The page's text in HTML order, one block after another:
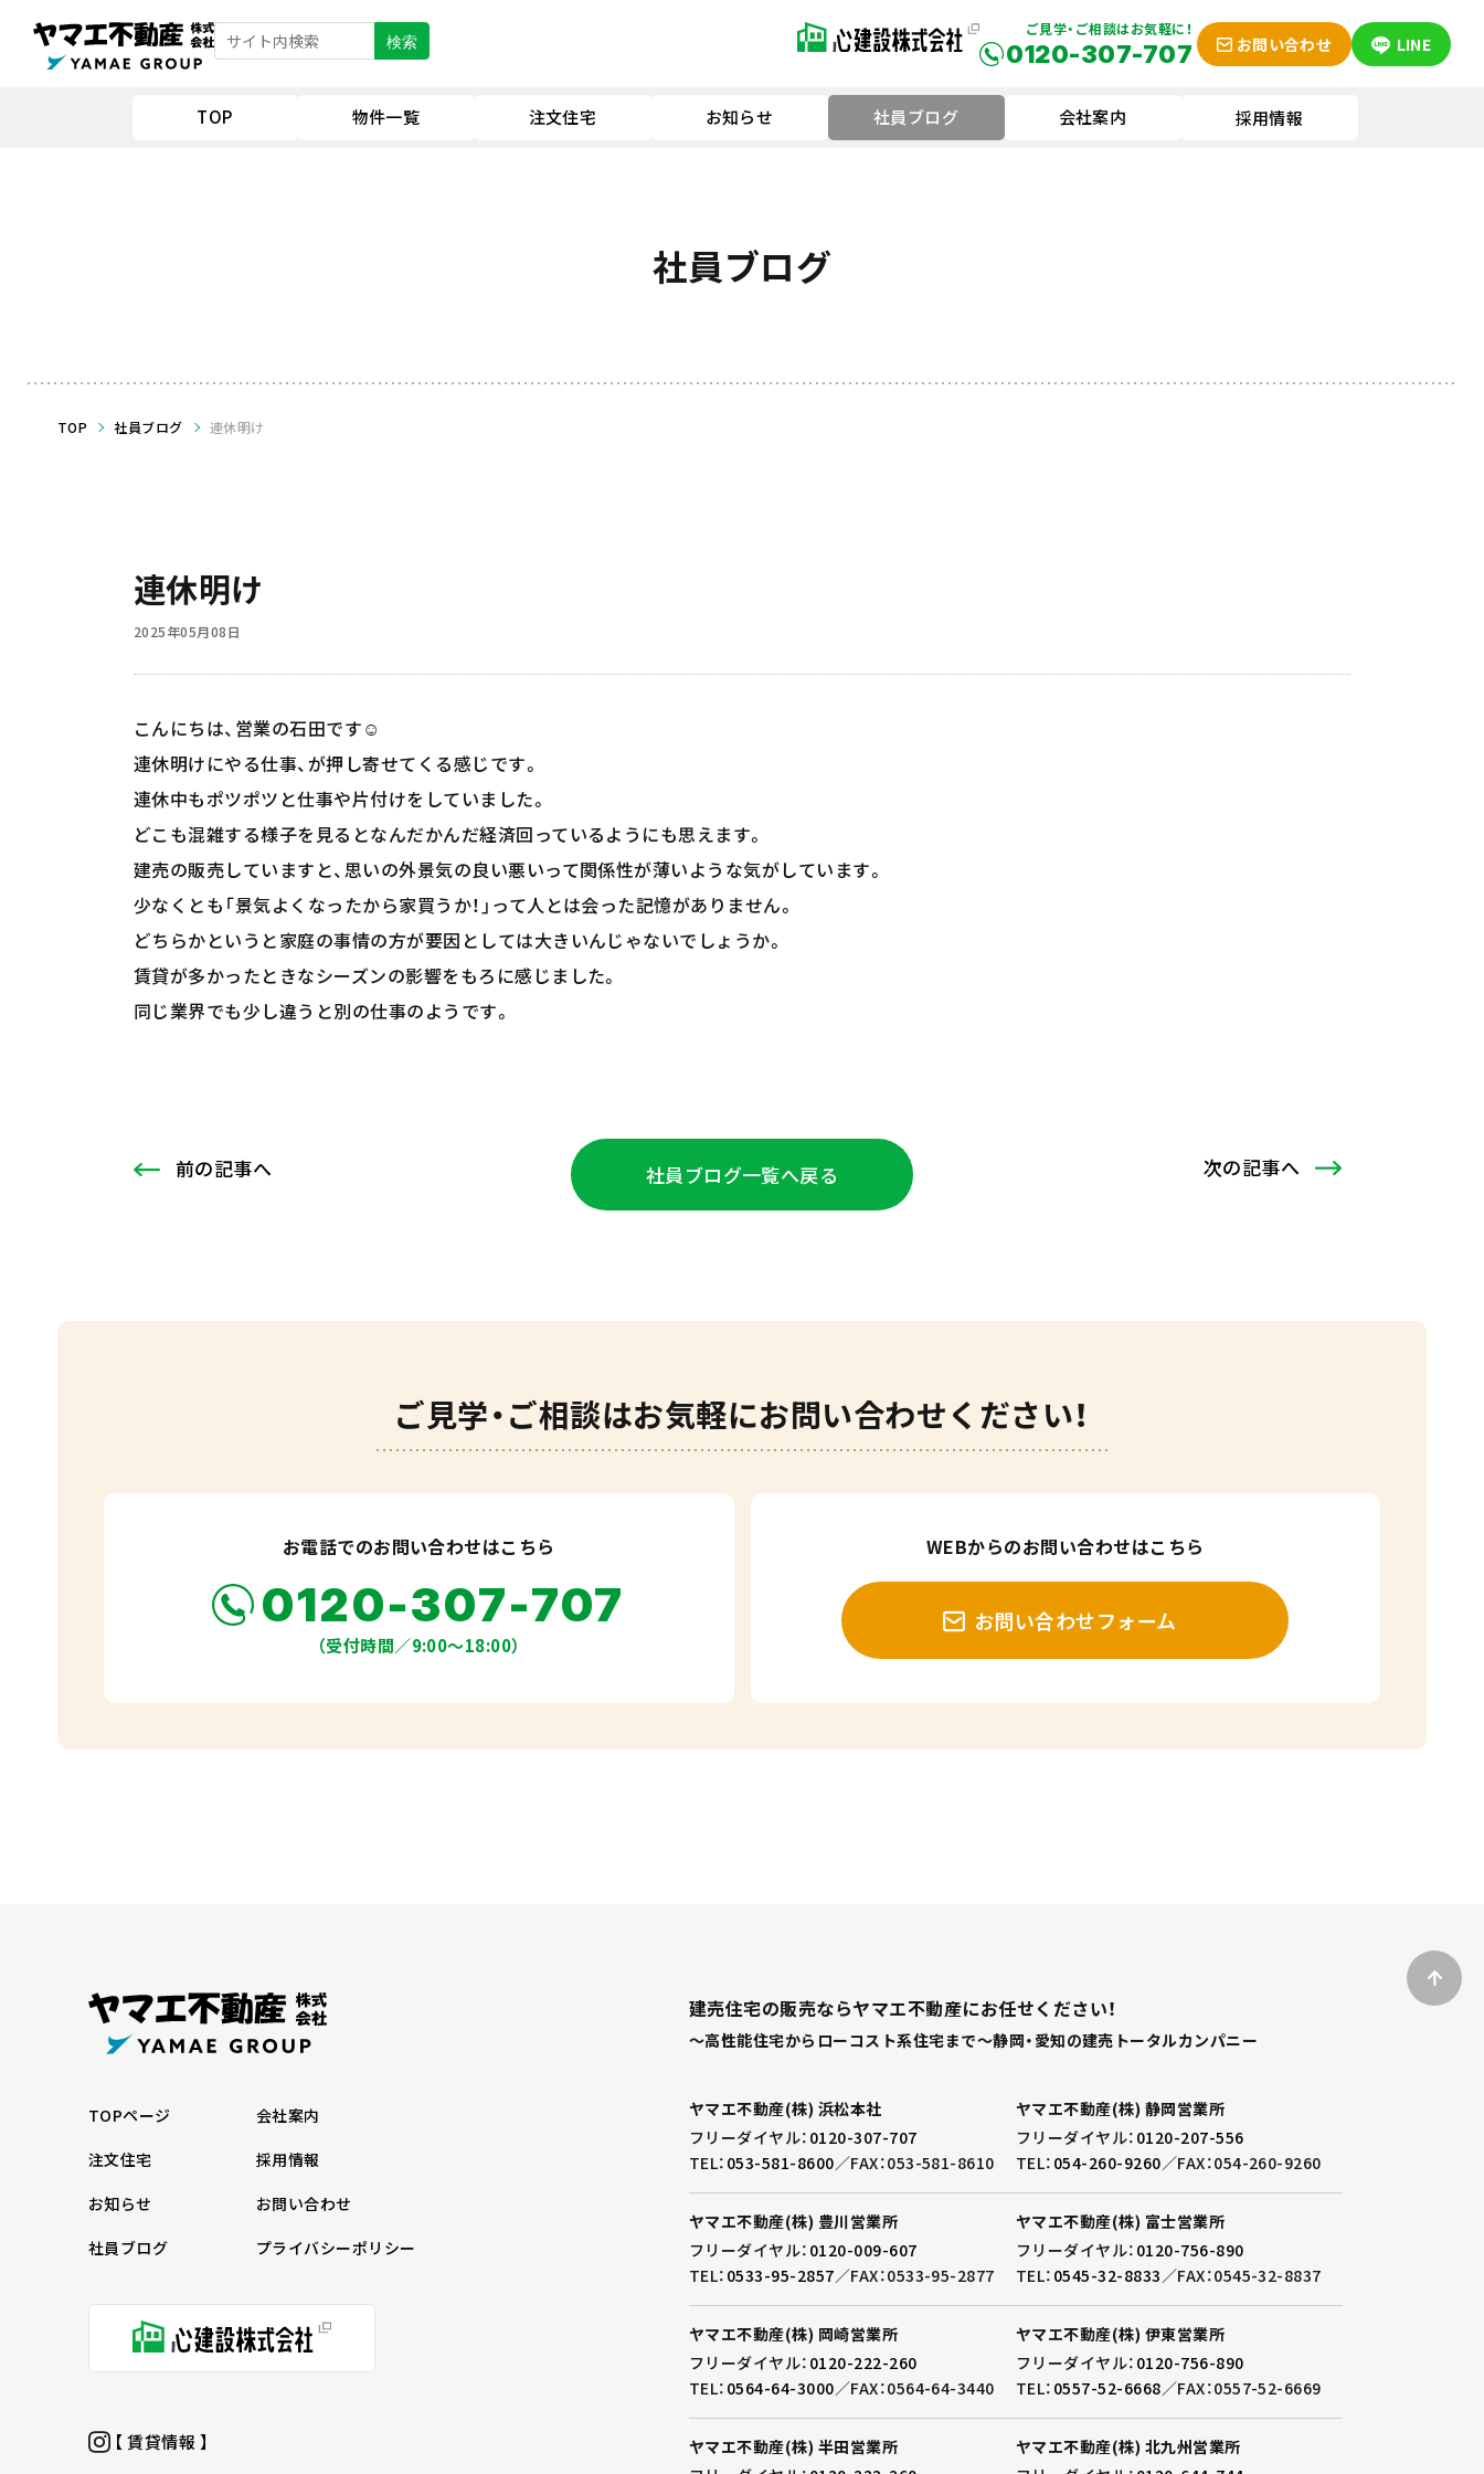
検索
ご見学・ご相談はお気軽に！
0120-307-707 お問い合わせ LINE
TOP 物件一覧 注文住宅 お知らせ 社員ブログ 会社案内 採用情報
社員ブログ
TOP 社員ブログ 連休明け
連休明け
2025年05月08日
こんにちは、営業の石田です☺️
連休明けにやる仕事、が押し寄せてくる感じです。
連休中もポツポツと仕事や片付けをしていました。
どこも混雑する様子を見るとなんだかんだ経済回っているようにも思えます。
建売の販売していますと、思いの外景気の良い悪いって関係性が薄いような気がしています。
少なくとも「景気よくなったから家買うか！」って人とは会った記憶がありません。
どちらかというと家庭の事情の方が要因としては大きいんじゃないでしょうか。
賃貸が多かったときなシーズンの影響をもろに感じました。
同じ業界でも少し違うと別の仕事のようです。
前の記事へ 社員ブログ一覧へ戻る 次の記事へ
ご見学・ご相談はお気軽にお問い合わせください！
お電話でのお問い合わせはこちら
0120-307-707
（受付時間／9:00〜18:00）
WEBからのお問い合わせはこちら
お問い合わせフォーム
TOPページ
会社案内
注文住宅
採用情報
お知らせ
お問い合わせ
社員ブログ
プライバシーポリシー
【 賃貸情報 】
建売住宅の販売ならヤマエ不動産にお任せください！
～高性能住宅からローコスト系住宅まで～静岡・愛知の建売トータルカンパニー
ヤマエ不動産(株) 浜松本社
フリーダイヤル： 0120-307-707
TEL： 053-581-8600／FAX：053-581-8610
ヤマエ不動産(株) 静岡営業所
フリーダイヤル： 0120-207-556
TEL： 054-260-9260／FAX：054-260-9260
ヤマエ不動産(株) 豊川営業所
フリーダイヤル： 0120-009-607
TEL： 0533-95-2857／FAX：0533-95-2877
ヤマエ不動産(株) 富士営業所
フリーダイヤル： 0120-756-890
TEL： 0545-32-8833／FAX：0545-32-8837
ヤマエ不動産(株) 岡崎営業所
フリーダイヤル： 0120-222-260
TEL： 0564-64-3000／FAX：0564-64-3440
ヤマエ不動産(株) 伊東営業所
フリーダイヤル： 0120-756-890
TEL： 0557-52-6668／FAX：0557-52-6669
ヤマエ不動産(株) 半田営業所
ヤマエ不動産(株) 北九州営業所